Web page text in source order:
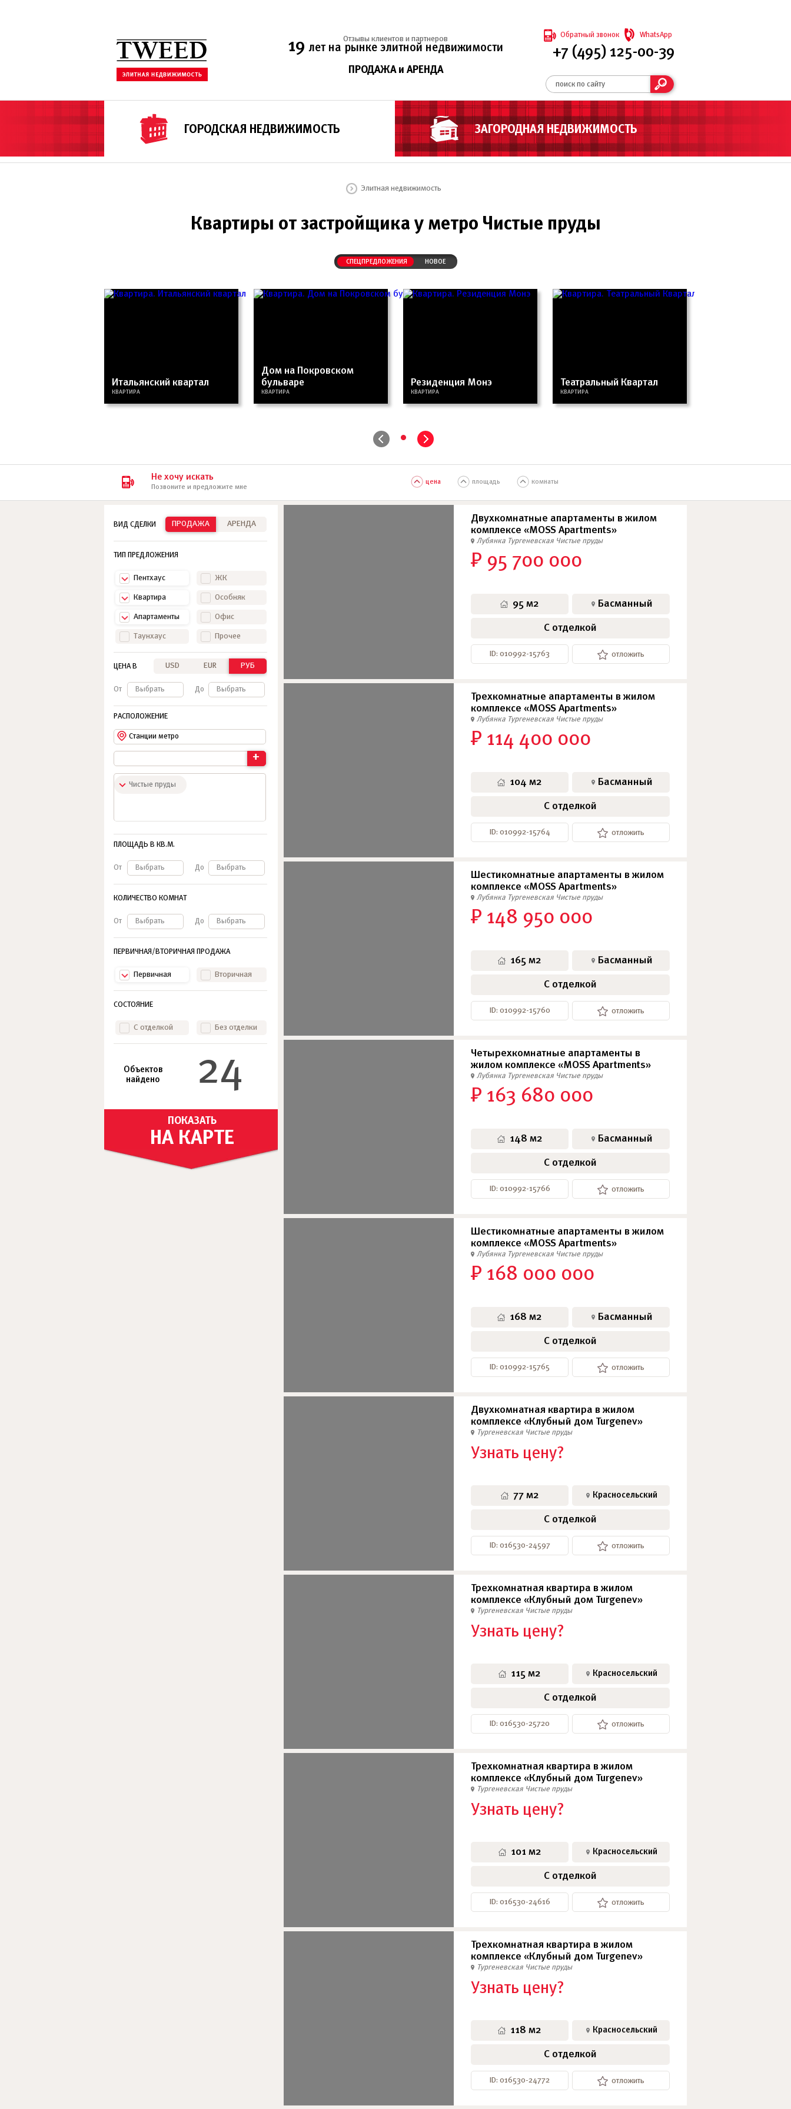
19 лет на рынке элитной недвижимости
Отзывы клиентов и партнеров
ПРОДАЖА и АРЕНДА
Обратный звонок WhatsApp
+7 (495) 125-00-39
ГОРОДСКАЯ НЕДВИЖИМОСТЬ ЗАГОРОДНАЯ НЕДВИЖИМОСТЬ
Элитная недвижимость
Квартиры от застройщика у метро Чистые пруды
СПЕЦПРЕДЛОЖЕНИЯ НОВОЕ
Итальянский квартал
КВАРТИРА
Дом на Покровском
бульваре
КВАРТИРА
Резиденция Монэ
КВАРТИРА
Театральный Квартал
КВАРТИРА
•
Не хочу искать
Позвоните и предложите мне
цена площадь комнаты
ПРОДАЖА АРЕНДА
ВИД СДЕЛКИ
ТИП ПРЕДЛОЖЕНИЯ
Пентхаус
Квартира
Апартаменты
Таунхаус
ЖК
Особняк
Офис
Прочее
USD EUR РУБ
ЦЕНА В
От Выбрать До Выбрать
РАСПОЛОЖЕНИЕ
Станции метро
+
Чистые пруды
ПЛОЩАДЬ В КВ.М.
От Выбрать До Выбрать
КОЛИЧЕСТВО КОМНАТ
От Выбрать До Выбрать
ПЕРВИЧНАЯ/ВТОРИЧНАЯ ПРОДАЖА
Первичная Вторичная
СОСТОЯНИЕ
С отделкой Без отделки
Объектов
найдено
24
ПОКАЗАТЬ
НА КАРТЕ
Двухкомнатные апартаменты в жилом
комплексе «MOSS Apartments»
Лубянка Тургеневская Чистые пруды
₽ 95 700 000
95 м2 Басманный
С отделкой
ID: 010992-15763 отложить
Трехкомнатные апартаменты в жилом
комплексе «MOSS Apartments»
Лубянка Тургеневская Чистые пруды
₽ 114 400 000
104 м2 Басманный
С отделкой
ID: 010992-15764 отложить
Шестикомнатные апартаменты в жилом
комплексе «MOSS Apartments»
Лубянка Тургеневская Чистые пруды
₽ 148 950 000
165 м2 Басманный
С отделкой
ID: 010992-15760 отложить
Четырехкомнатные апартаменты в
жилом комплексе «MOSS Apartments»
Лубянка Тургеневская Чистые пруды
₽ 163 680 000
148 м2 Басманный
С отделкой
ID: 010992-15766 отложить
Шестикомнатные апартаменты в жилом
комплексе «MOSS Apartments»
Лубянка Тургеневская Чистые пруды
₽ 168 000 000
168 м2 Басманный
С отделкой
ID: 010992-15765 отложить
Двухкомнатная квартира в жилом
комплексе «Клубный дом Turgenev»
Тургеневская Чистые пруды
Узнать цену?
77 м2 Красносельский
С отделкой
ID: 016530-24597 отложить
Трехкомнатная квартира в жилом
комплексе «Клубный дом Turgenev»
Тургеневская Чистые пруды
Узнать цену?
115 м2 Красносельский
С отделкой
ID: 016530-25720 отложить
Трехкомнатная квартира в жилом
комплексе «Клубный дом Turgenev»
Тургеневская Чистые пруды
Узнать цену?
101 м2 Красносельский
С отделкой
ID: 016530-24616 отложить
Трехкомнатная квартира в жилом
комплексе «Клубный дом Turgenev»
Тургеневская Чистые пруды
Узнать цену?
118 м2 Красносельский
С отделкой
ID: 016530-24772 отложить